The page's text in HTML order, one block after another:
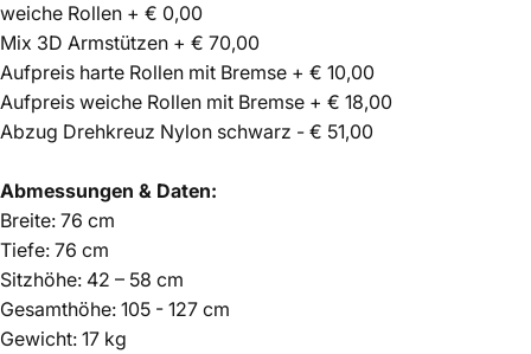
weiche Rollen + € 0,00
Mix 3D Armstützen + € 70,00
Aufpreis harte Rollen mit Bremse + € 10,00
Aufpreis weiche Rollen mit Bremse + € 18,00
Abzug Drehkreuz Nylon schwarz - € 51,00
Abmessungen & Daten:
Breite: 76 cm
Tiefe: 76 cm
Sitzhöhe: 42 – 58 cm
Gesamthöhe: 105 - 127 cm
Gewicht: 17 kg